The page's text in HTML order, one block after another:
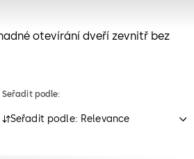
otevírání dveří zevnitř bez
a únikové cesty, který
Seřadit podle:
Seřadit podle: Relevance